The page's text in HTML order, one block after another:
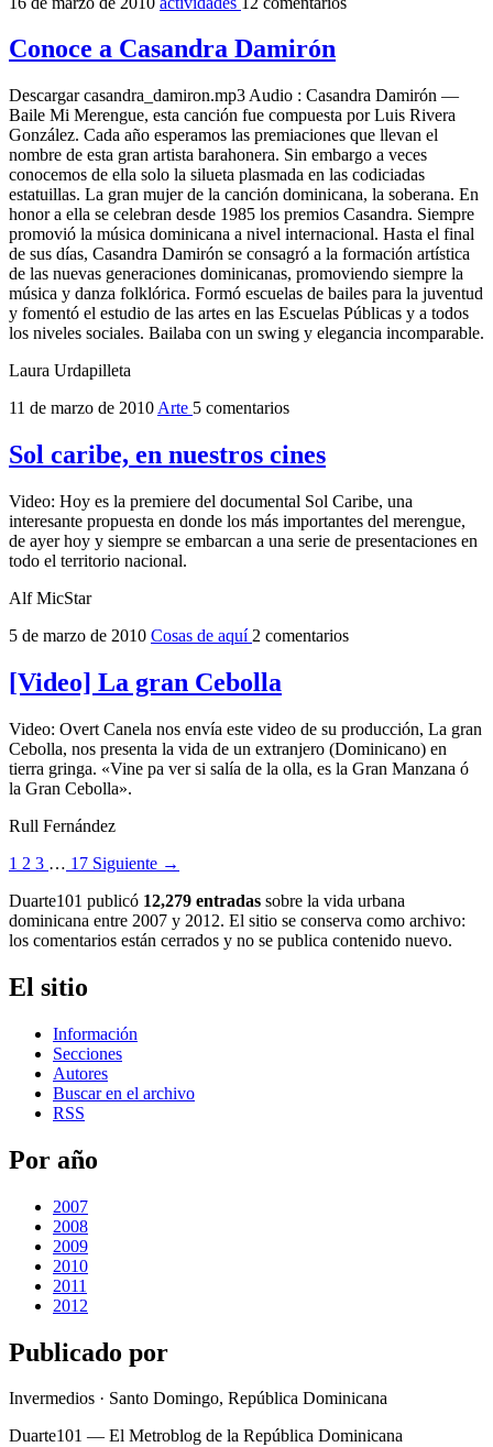
Conoce a Casandra Damirón
Descargar casandra_damiron.mp3 Audio : Casandra Damirón ―
Baile Mi Merengue, esta canción fue compuesta por Luis Rivera
González. Cada año esperamos las premiaciones que llevan el
nombre de esta gran artista barahonera. Sin embargo a veces
conocemos de ella solo la silueta plasmada en las codiciadas
estatuillas. La gran mujer de la canción dominicana, la soberana. En
honor a ella se celebran desde 1985 los premios Casandra. Siempre
promovió la música dominicana a nivel internacional. Hasta el final
de sus días, Casandra Damirón se consagró a la formación artística
de las nuevas generaciones dominicanas, promoviendo siempre la
música y danza folklórica. Formó escuelas de bailes para la juventud
y fomentó el estudio de las artes en las Escuelas Públicas y a todos
los niveles sociales. Bailaba con un swing y elegancia incomparable.
Laura Urdapilleta
11 de marzo de 2010 Arte 5 comentarios
Sol caribe, en nuestros cines
Video: Hoy es la premiere del documental Sol Caribe, una
interesante propuesta en donde los más importantes del merengue,
de ayer hoy y siempre se embarcan a una serie de presentaciones en
todo el territorio nacional.
Alf MicStar
5 de marzo de 2010 Cosas de aquí 2 comentarios
[Video] La gran Cebolla
Video: Overt Canela nos envía este video de su producción, La gran
Cebolla, nos presenta la vida de un extranjero (Dominicano) en
tierra gringa. «Vine pa ver si salía de la olla, es la Gran Manzana ó
la Gran Cebolla».
Rull Fernández
1 2 3 … 17 Siguiente →
Duarte101 publicó 12,279 entradas sobre la vida urbana
dominicana entre 2007 y 2012. El sitio se conserva como archivo:
los comentarios están cerrados y no se publica contenido nuevo.
El sitio
Información
Secciones
Autores
Buscar en el archivo
RSS
Por año
2007
2008
2009
2010
2011
2012
Publicado por
Invermedios · Santo Domingo, República Dominicana
Duarte101 — El Metroblog de la República Dominicana